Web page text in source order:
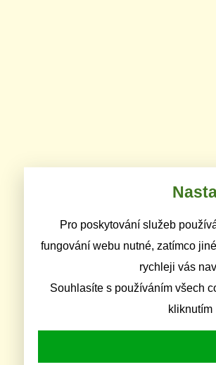
Pro poskytování služeb
fungování webu nutné, zatímco
rychleji vás
Souhlasíte s používáním všech
kliknutím